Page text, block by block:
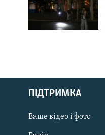
Русский
Qırımtatar
ДОЛУЧАЙСЯ!
ПІДТРИМКА
Ваше відео і фото